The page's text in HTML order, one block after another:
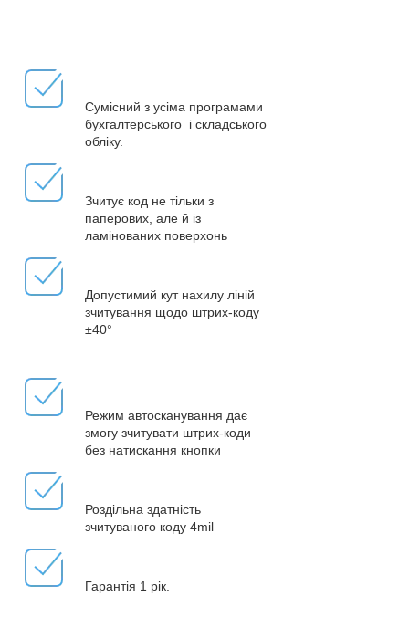
Сумісний з усіма програмами
бухгалтерського і складського
обліку.
Зчитує код не тільки з
паперових, але й із
ламінованих поверхонь
Допустимий кут нахилу ліній
зчитування щодо штрих-коду
±40°
Режим автосканування дає
змогу зчитувати штрих-коди
без натискання кнопки
Роздільна здатність
зчитуваного коду 4mil
Гарантія 1 рік.